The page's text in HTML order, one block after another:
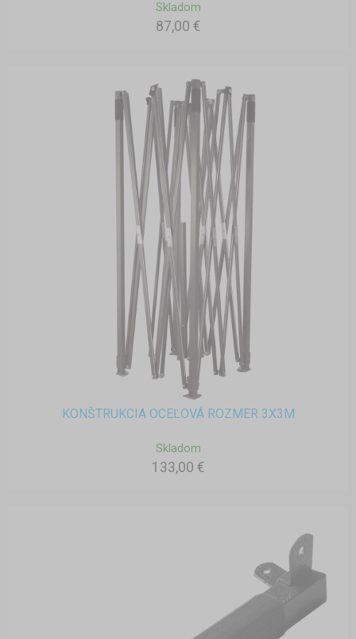
Skladom
87,00 €
KONŠTRUKCIA OCEĽOVÁ ROZMER 3X3M
Skladom
133,00 €